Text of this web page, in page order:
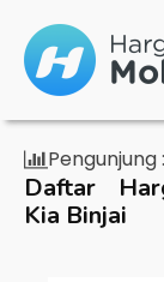
Pengunjung :
Daftar
Kia Binjai